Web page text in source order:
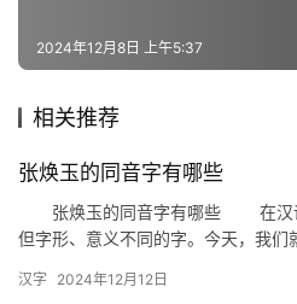
组
词
音
2024年12月8日 上午5:37
相关推荐
张焕玉的同音字有哪些
张焕玉的同音字有哪些 在汉语
但字形、意义不同的字。今天，我们
汉字 2024年12月12日